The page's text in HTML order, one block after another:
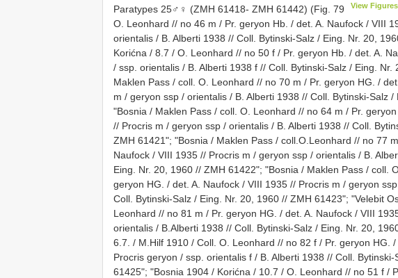
Paratypes 25♂♀ (ZMH 61418- ZMH 61442) (Fig. 79 View
O. Leonhard // no 46 m / Pr. geryon Hb. / det. A. Naufock / VIII
orientalis / B. Alberti 1938 // Coll. Bytinski-Salz / Eing. Nr. 20,
Korićna / 8.7 / O. Leonhard // no 50 f / Pr. geryon Hb. / det. A.
/ ssp. orientalis / B. Alberti 1938 f // Coll. Bytinski-Salz / Eing.
Maklen Pass / coll. O. Leonhard // no 70 m / Pr. geryon HG. /
m / geryon ssp / orientalis / B. Alberti 1938 // Coll. Bytinski-Salz
"Bosnia / Maklen Pass / coll. O. Leonhard // no 64 m / Pr.
// Procris m / geryon ssp / orientalis / B. Alberti 1938 // Coll.
ZMH 61421"; "Bosnia / Maklen Pass / coll.O.Leonhard // no 77
Naufock / VIII 1935 // Procris m / geryon ssp / orientalis / B.
Eing. Nr. 20, 1960 // ZMH 61422"; "Bosnia / Maklen Pass / coll.
geryon HG. / det. A. Naufock / VIII 1935 // Procris m / geryon
Coll. Bytinski-Salz / Eing. Nr. 20, 1960 // ZMH 61423"; "Velebit
Leonhard // no 81 m / Pr. geryon HG. / det. A. Naufock / VIII
orientalis / B.Alberti 1938 // Coll. Bytinski-Salz / Eing. Nr. 20,
6.7. / M.Hilf 1910 / Coll. O. Leonhard // no 82 f / Pr. geryon HG.
Procris geryon / ssp. orientalis f / B. Alberti 1938 // Coll.
61425"; "Bosnia 1904 / Korićna / 10.7 / O. Leonhard // no 51 f /